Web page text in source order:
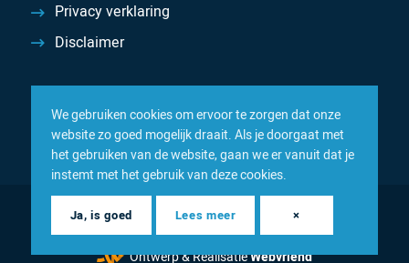
Privacy verklaring
Disclaimer
© 2026 Inacom — Sterk in spareparts, consumables en
componenten
Ontwerp & RealisatieWebvriend
We gebruiken cookies om ervoor te zorgen dat onze
website zo goed mogelijk draait. Als je doorgaat met
het gebruiken van de website, gaan we er vanuit dat je
instemt met het gebruik van deze cookies.
Ja, is goed Lees meer ×